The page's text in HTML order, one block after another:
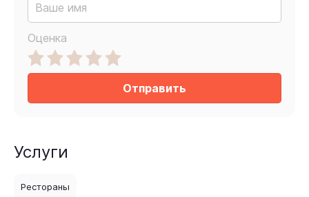
Оценка
Отправить
Услуги
Рестораны